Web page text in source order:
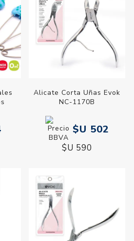
Alicate Corta Uñas Evok
NC-1170B
$U 502
$U 590